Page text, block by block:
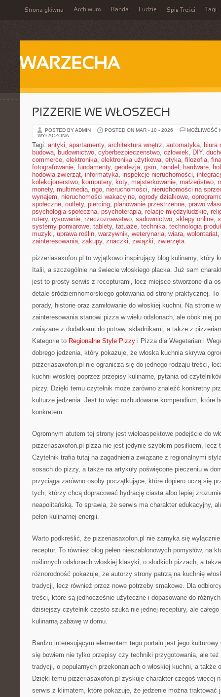
Strona główna Archiwum Banda Ludzie Spis Treści Tagi
WARZECHA
PIZZERIE WE WŁOSZECH
POSTED BY ADMIN POSTED ON MAR - 10 - 2026
MOŻLIWOŚĆ
WYŁĄCZONA
Tagi: antyki, apartamenty, architektura wnętrz, automatyka, biura
budowa, budownictwo, cyberbezpieczenstwo, człowiek, DIY,
commerce, elektronika, elektronika użytkowa, etyka, filozofia,
fotografowanie, fundamenty, geodezja, gsm, handel , hardware,
hodowla zwierząt, informatyka, inspekcje nieruchomości,
kolekcjonerstwo, komputery, koty, majsterkowanie, małżeństwo,
monety, multimedia, ngo, nieruchomości, nieruchomości na
wynajem, nieruchomości wakacyjne, ogrody działkowe,
społeczne, outlety, piercing, planowanie przestrzenne, prawo
psychologia społeczna, psychoterapia, relacje międzyludzkie,
rutery, rysowanie, rzeczoznawstwo, sadownictwo, sklepy online,
systemy pomiarowe, tablety, tatuaże, technika, technologia
muzyki, uprawa roślin, warzywnik, weterynaria, wiara, wolontariat,
zainteresowania, zakupy, znaczki, związki, zwierzęta
pizzeriasaxofon.pl to wyjątkowo inspirujący blog kulinarny, który
Italii, a szczególnie na świecie włoskiego placka. Już sam
jest to prosty serwis z recepturami, lecz miejsce stworzone dla
detale śródziemnomorskiego gotowania od strony praktycznej.
porady, historie oraz zamiłowanie do włoskiej kuchni. Na stronie
zainteresowania stanowi pizza w wielu odsłonach, ale obok niej
związane z dodatkami do potraw, składnikami, a także z
Kategorie to Regionalne Style Pizzy i Pizza dla Wegetarian i
dobrego jedzenia, który pokazuje, że włoska kuchnia skrywa
pizzeriasaxofon.pl nie ogranicza się do jednego rodzaju treści,
kuchni włoskiej poprzez przepisy kulinarne, pytania od
pizzy. Dzięki temu czytelnik może zarówno znaleźć konkretny
kulturze jedzenia. Jest to więc rozbudowane kompendium, które
konkretem.
Ogromnym atutem tej strony jest wieloaspektowe podejście do
pizzeriasaxofon.pl pizza nie jest jedynie szybkim posiłkiem, lecz
Czytelnik trafia tutaj na zagadnienia związane z regionalnymi
sosach do pizzy, a także na artykuły poświęcone pieczeniu w
przyciąga zarówno osoby początkujące, które dopiero uczą się
tych, którzy chcą dopracować hydrację ciasta albo lepiej
neapolitańską. To sprawia, że serwis ma charakter edukacyjny,
pełen kulinarnej energii.
Warto podkreślić, że pizzeriasaxofon.pl nie zamyka się
receptur. To również blog pełen nieszablonowych pomysłów, na
roślinnych odsłonach włoskiej klasyki, o słodkich pizzach, a
różnorodność pokazuje, że autorzy strony patrzą na kuchnię
tradycji, lecz również przez nowe potrzeby smakowe. Dla
treści, które są jednocześnie użyteczne i dopasowane do
dzisiejszy czytelnik często szuka nie jednej receptury, ale całego
kulinarną zabawę w domu.
Bardzo interesującym elementem tego portalu jest jego
się bowiem nie tylko przepisy czy techniki przygotowania, ale
tradycji, o popularnych przekonaniach o włoskiej kuchni, a także
Dzięki temu pizzeriasaxofon.pl zyskuje charakter czegoś więcej
serwis z klimatem, które pokazuje, że jedzenie można